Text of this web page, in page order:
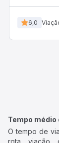
6,0
Tempo médio
O tempo de
rota, viação,